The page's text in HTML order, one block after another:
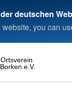
deutschen
you can
Borken e.V.
Ortsverein